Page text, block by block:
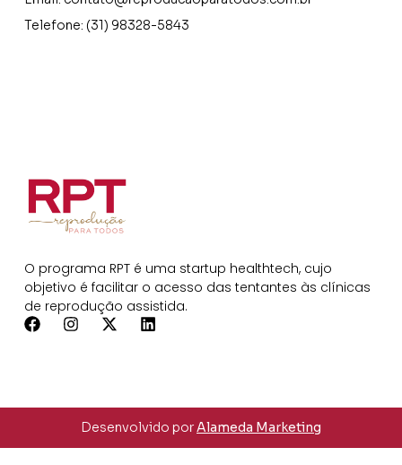
O programa RPT é uma startup healthtech, cujo
objetivo é facilitar o acesso das tentantes às clínicas
de reprodução assistida.
Telefone: (31) 98328-5843
Desenvolvido porAlameda Marketing